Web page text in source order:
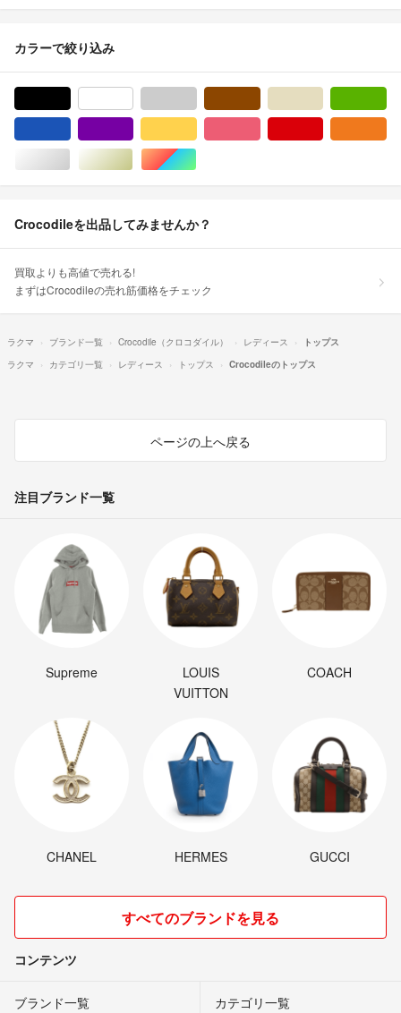
カラーで絞り込み
シルバー/銀色系ゴールド/金色系マルチカラー
Crocodileを出品してみませんか？
買取よりも高値で売れる!
まずはCrocodileの売れ筋価格をチェック
ラクマ ブランド一覧 Crocodile（クロコダイル） レディース
トップス
ラクマ
カテゴリ一覧 レディース トップス Crocodileのトップス
ページの上へ戻る
注目ブランド一覧
Supreme
LOUIS
VUITTON
COACH
CHANEL HERMES GUCCI
すべてのブランドを見る
コンテンツ
ブランド一覧 カテゴリ一覧